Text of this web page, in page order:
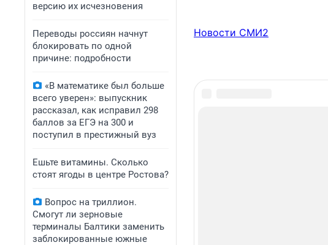
версию их исчезновения
Переводы россиян начнут
блокировать по одной
причине: подробности
«В математике был больше
всего уверен»: выпускник
рассказал, как исправил 298
баллов за ЕГЭ на 300 и
поступил в престижный вуз
Ешьте витамины. Сколько
стоят ягоды в центре Ростова?
Вопрос на триллион.
Смогут ли зерновые
терминалы Балтики заменить
заблокированные южные
Новости СМИ2